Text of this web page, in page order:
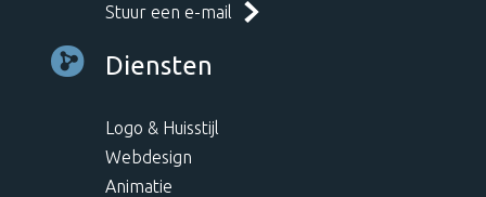
Stuur een e-mail
Diensten
Logo & Huisstijl
Webdesign
Animatie